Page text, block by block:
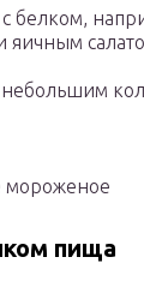
белком,
яичным
мороженое
пища